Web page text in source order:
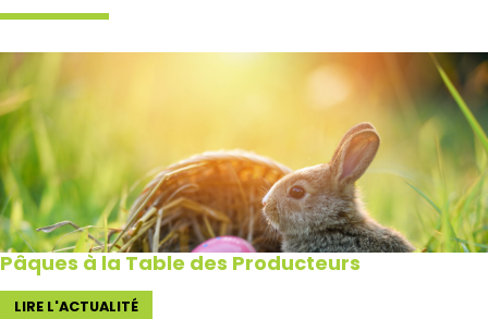
Pâques à la Table des Producteurs
LIRE L'ACTUALITÉ